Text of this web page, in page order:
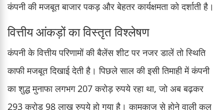
कंपनी की मजबूत बाजार पकड़ और बेहतर कार्यक्षमता को दर्शाती है।
वित्तीय आंकड़ों का विस्तृत विश्लेषण
कंपनी के वित्तीय परिणामों की बैलेंस शीट पर नजर डालें तो स्थिति
काफी मजबूत दिखाई देती है। पिछले साल की इसी तिमाही में कंपनी
का शुद्ध मुनाफा लगभग 207 करोड़ रुपये रहा था, जो अब बढ़कर
293 करोड़ 98 लाख रुपये हो गया है। कामकाज से होने वाली कुल